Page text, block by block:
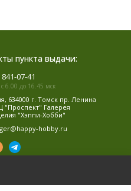
пункта выдачи:
07-41
6.00 до 16.45 мск
634000 г. Томск пр. Ленина
"Проспект" Галерея
"Хэппи-Хобби"
hobby.ru